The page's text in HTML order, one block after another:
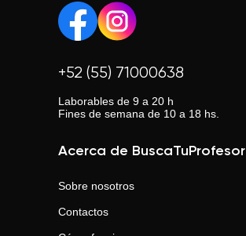
+52 (55) 71000638
Laborables de 9 a 20 h
Fines de semana de 10 a 18 hs.
Acerca de BuscaTuProfesor
Sobre nosotros
Contactos